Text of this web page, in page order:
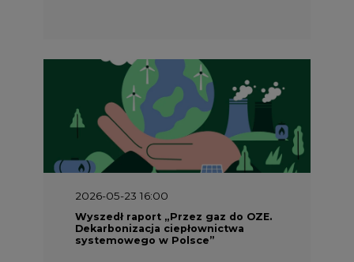
2026-05-23 16:00
Wyszedł raport „Przez gaz do OZE.
Dekarbonizacja ciepłownictwa
systemowego w Polsce”